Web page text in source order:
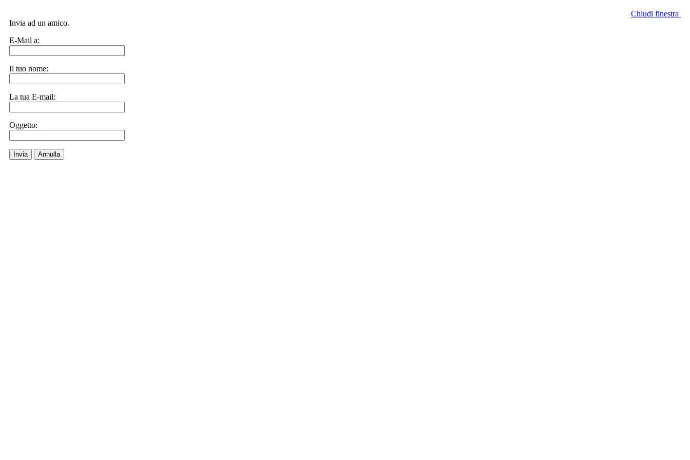
Chiudi finestra
Invia ad un amico.
E-Mail a:
Il tuo nome:
La tua E-mail:
Oggetto:
Invia Annulla